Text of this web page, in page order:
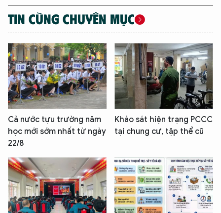
TIN CÙNG CHUYÊN MỤC
Cả nước tựu trường năm
học mới sớm nhất từ ngày
22/8
Khảo sát hiện trạng PCCC
tại chung cư, tập thể cũ